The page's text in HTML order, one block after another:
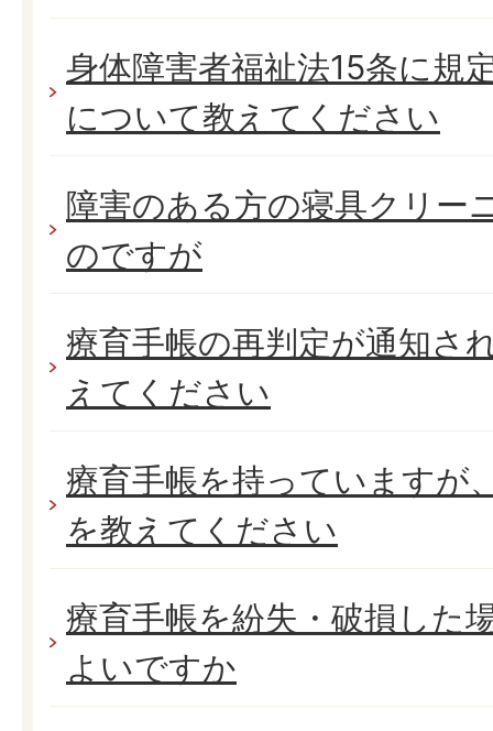
身体障害者福祉法15条に規
について教えてください
障害のある方の寝具クリー
のですが
療育手帳の再判定が通知さ
えてください
療育手帳を持っていますが
を教えてください
療育手帳を紛失・破損した
よいですか